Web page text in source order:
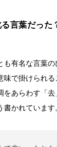
言葉だった
も有名な言葉
味で掛けられ
をあらわす「
かれています